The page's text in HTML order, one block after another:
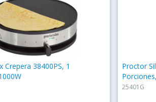
Crepera 38400PS, 1
Proctor
25401G